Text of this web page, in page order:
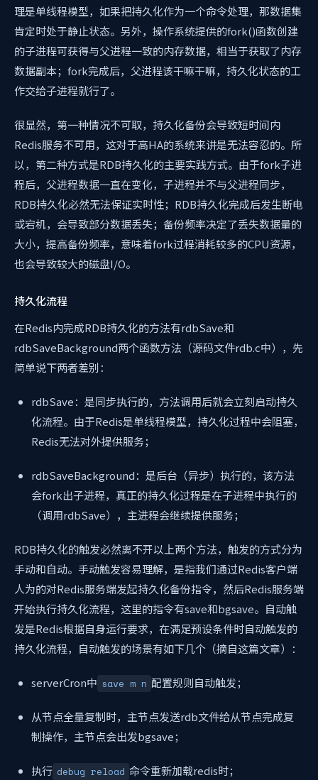
理是单线程模型，如果把持久化作为一个命令处理，那数据集
肯定时处于静止状态。另外，操作系统提供的fork()函数创建
的子进程可获得与父进程一致的内存数据，相当于获取了内存
数据副本；fork完成后，父进程该干嘛干嘛，持久化状态的工
作交给子进程就行了。
很显然，第一种情况不可取，持久化备份会导致短时间内
Redis服务不可用，这对于高HA的系统来讲是无法容忍的。所
以，第二种方式是RDB持久化的主要实践方式。由于fork子进
程后，父进程数据一直在变化，子进程并不与父进程同步，
RDB持久化必然无法保证实时性；RDB持久化完成后发生断电
或宕机，会导致部分数据丢失；备份频率决定了丢失数据量的
大小，提高备份频率，意味着fork过程消耗较多的CPU资源，
也会导致较大的磁盘I/O。
持久化流程
在Redis内完成RDB持久化的方法有rdbSave和
rdbSaveBackground两个函数方法（源码文件rdb.c中），先
简单说下两者差别：
rdbSave：是同步执行的，方法调用后就会立刻启动持久
化流程。由于Redis是单线程模型，持久化过程中会阻塞，
Redis无法对外提供服务；
rdbSaveBackground：是后台（异步）执行的，该方法
会fork出子进程，真正的持久化过程是在子进程中执行的
（调用rdbSave），主进程会继续提供服务；
RDB持久化的触发必然离不开以上两个方法，触发的方式分为
手动和自动。手动触发容易理解，是指我们通过Redis客户端
人为的对Redis服务端发起持久化备份指令，然后Redis服务端
开始执行持久化流程，这里的指令有save和bgsave。自动触
发是Redis根据自身运行要求，在满足预设条件时自动触发的
持久化流程，自动触发的场景有如下几个（摘自这篇文章）：
serverCron中 save m n 配置规则自动触发；
从节点全量复制时，主节点发送rdb文件给从节点完成复
制操作，主节点会出发bgsave；
执行 debug reload 命令重新加载redis时；